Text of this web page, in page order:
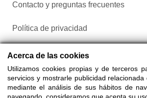
Contacto y preguntas frecuentes
Política de privacidad
Configurar cookies
Acerca de las cookies
Utilizamos cookies propias y de terceros
servicios y mostrarle publicidad
mediante el análisis de sus hábitos de